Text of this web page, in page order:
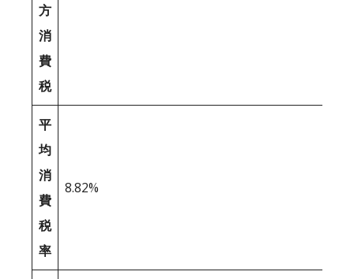
方
消
費
税
平
均
消
費
税
率
8.82%